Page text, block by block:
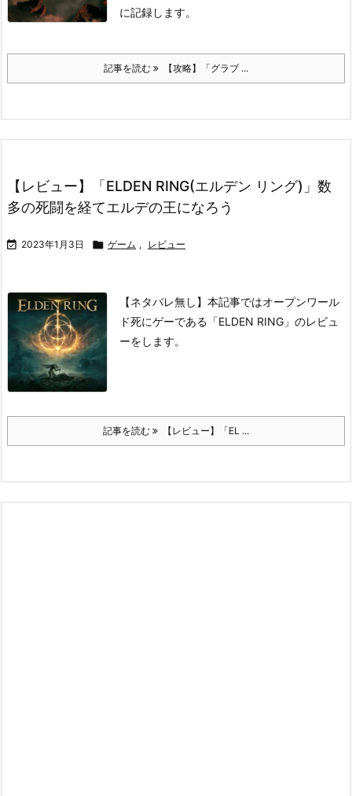
に記録します。
記事を読む 【攻略】「グラブ ...
【レビュー】「ELDEN RING(エルデン リング)」数
多の死闘を経てエルデの王になろう
 2023年1月3日  ゲーム , レビュー
【ネタバレ無し】本記事ではオープンワール
ド死にゲーである「ELDEN RING」のレビュ
ーをします。
記事を読む 【レビュー】「EL ...